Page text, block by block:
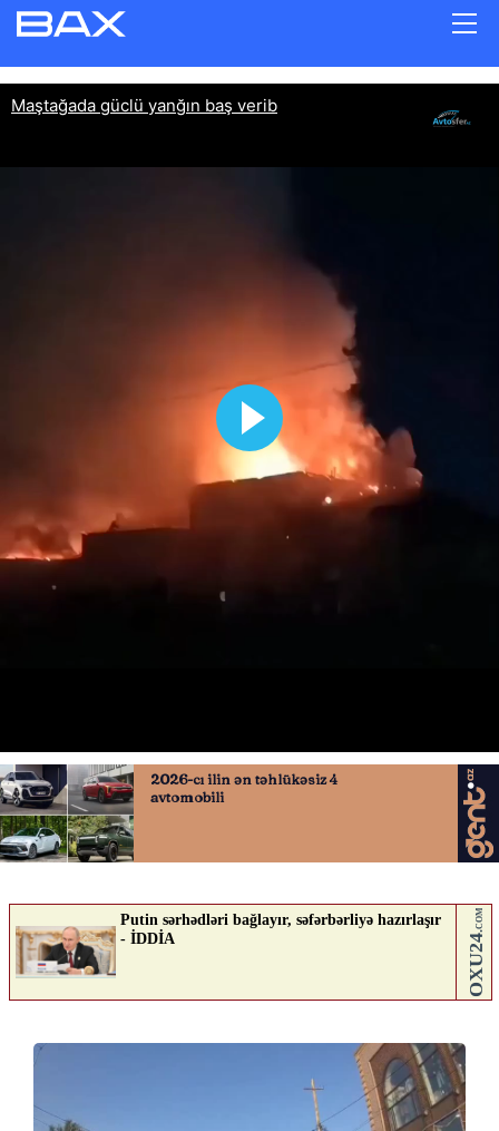
Maştağada güclü yanğın baş verib
02.06.2026